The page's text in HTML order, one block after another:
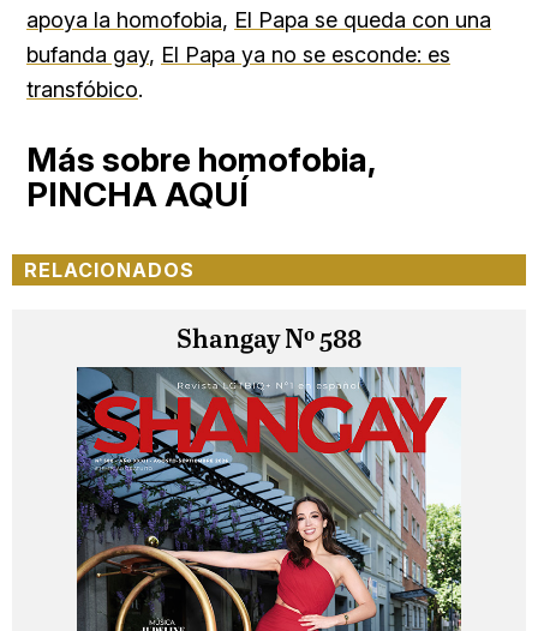
apoya la homofobia, El Papa se queda con una
bufanda gay, El Papa ya no se esconde: es
transfóbico.
Más sobre homofobia,
PINCHA AQUÍ
RELACIONADOS
Shangay Nº 588